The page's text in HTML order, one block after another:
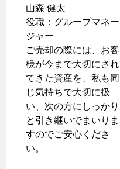
山森 健太
役職：グループマネー
ジャー
ご売却の際には、お客
様が今まで大切にされ
てきた資産を、私も同
じ気持ちで大切に扱
い、次の方にしっかり
と引き継いでまいりま
すのでご安心くださ
い。